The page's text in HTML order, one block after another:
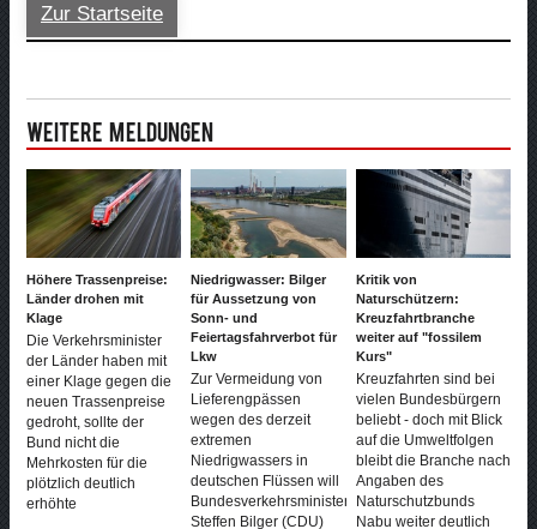
Zur Startseite
Weitere Meldungen
Höhere Trassenpreise:
Länder drohen mit
Klage
Die Verkehrsminister
der Länder haben mit
einer Klage gegen die
neuen Trassenpreise
gedroht, sollte der
Bund nicht die
Mehrkosten für die
plötzlich deutlich
erhöhte
Niedrigwasser: Bilger
für Aussetzung von
Sonn- und
Feiertagsfahrverbot für
Lkw
Zur Vermeidung von
Lieferengpässen
wegen des derzeit
extremen
Niedrigwassers in
deutschen Flüssen will
Bundesverkehrsminister
Steffen Bilger (CDU)
Kritik von
Naturschützern:
Kreuzfahrtbranche
weiter auf "fossilem
Kurs"
Kreuzfahrten sind bei
vielen Bundesbürgern
beliebt - doch mit Blick
auf die Umweltfolgen
bleibt die Branche nach
Angaben des
Naturschutzbunds
Nabu weiter deutlich